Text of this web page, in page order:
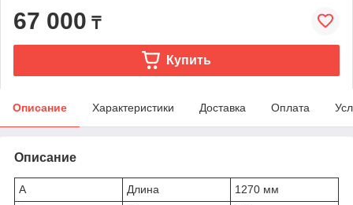
67 000 ₸
Купить
Описание Характеристики Доставка Оплата
Описание
A Длина
1270 мм